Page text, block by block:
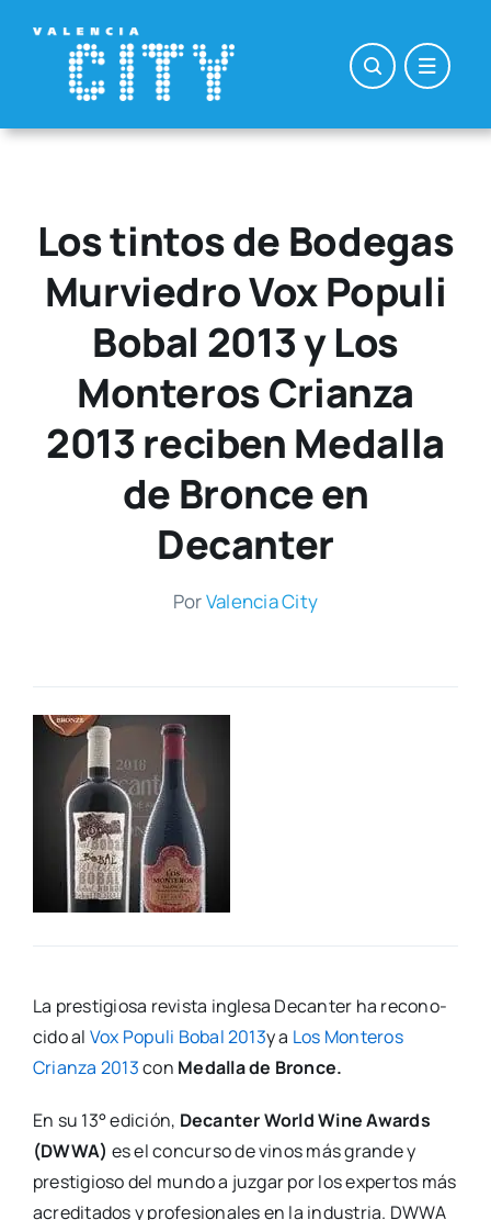
contenido
Los tintos de Bodegas
Murviedro Vox Populi
Bobal 2013 y Los
Monteros Crianza
2013 reciben Medalla
de Bronce en
Decanter
PorValen­cia City
La pres­ti­gio­sa revis­ta ingle­sa Decan­ter ha reco­no­
ci­do al Vox Popu­li Bobal 2013y a Los Mon­te­ros
Crian­za 2013con Meda­lla de Bron­ce.
En su 13° edi­ción, Decan­ter World Wine Awards
(DWWA) es el con­cur­so de vinos más gran­de y
pres­ti­gio­so del mun­do a juz­gar por los exper­tos más
acre­di­ta­dos y pro­fe­sio­na­les en la indus­tria. DWWA